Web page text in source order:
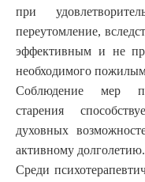
при
переутомление,
эффективным и не
необходимого
Соблюдение мер
старения
духовных
активному долголетию.
Среди